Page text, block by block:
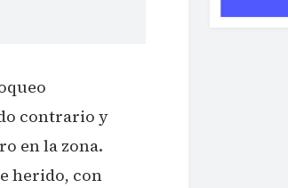
contrario y
en la zona.
herido, con